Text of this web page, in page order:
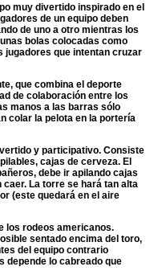
muy divertido inspirado en el
de un equipo deben
de uno a otro mientras los
bolas colocadas como
jugadores que intentan cruzar
que combina el deporte
de colaboración entre los
manos a las barras sólo
colar la pelota en la portería
y participativo. Consiste
cajas de cerveza. El
debe ir apilando cajas
La torre se hará tan alta
(este quedará en el aire
los rodeos americanos.
sentado encima del toro,
del equipo contrario
depende lo cabreado que